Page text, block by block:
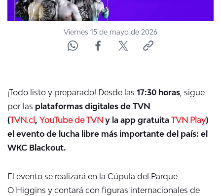
ÁREA DE PROYECTOS
Viernes 15 de mayo de 2026
¡Todo listo y preparado! Desde las 17:30 horas, sigue
por las plataformas digitales de TVN
(TVN.cl , YouTube de TVN y la app gratuita TVN Play)
el evento de lucha libre más importante del país: el
WKC Blackout.
El evento se realizará en la Cúpula del Parque
O'Higgins y contará con figuras internacionales de